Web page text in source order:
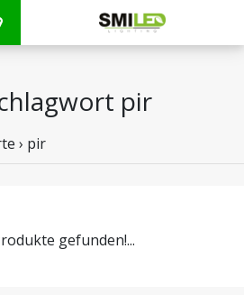
pir
› pir
gefunden!...